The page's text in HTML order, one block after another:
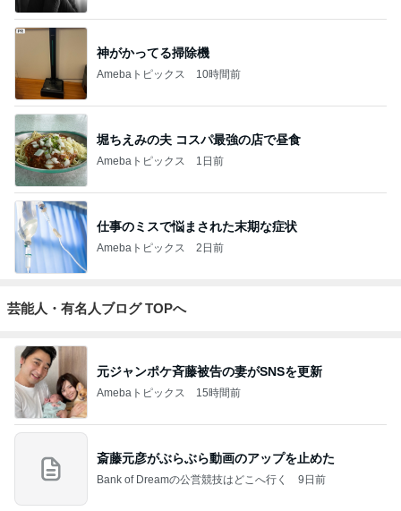
神がかってる掃除機
Amebaトピックス 10時間前
堀ちえみの夫 コスパ最強の店で昼食
Amebaトピックス 1日前
仕事のミスで悩まされた末期な症状
Amebaトピックス 2日前
芸能人・有名人ブログ TOPへ
元ジャンポケ斉藤被告の妻がSNSを更新
Amebaトピックス 15時間前
斎藤元彦がぶらぶら動画のアップを止めた
Bank of Dreamの公営競技はどこへ行く 9日前